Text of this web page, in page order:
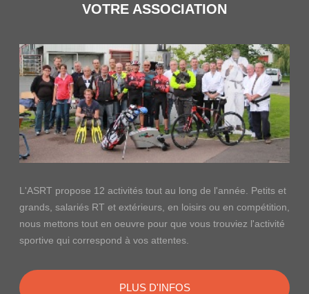
VOTRE ASSOCIATION
L'ASRT propose 12 activités tout au long de l'année. Petits et
grands, salariés RT et extérieurs, en loisirs ou en compétition,
nous mettons tout en oeuvre pour que vous trouviez l'activité
sportive qui correspond à vos attentes.
PLUS D'INFOS